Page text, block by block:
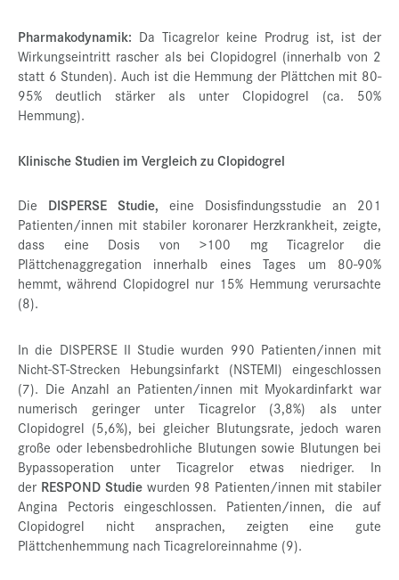
Pharmakodynamik: Da Ticagrelor keine Prodrug ist, ist der
Wirkungseintritt rascher als bei Clopidogrel (innerhalb von 2
statt 6 Stunden). Auch ist die Hemmung der Plättchen mit 80-
95% deutlich stärker als unter Clopidogrel (ca. 50%
Hemmung).
Klinische Studien im Vergleich zu Clopidogrel
Die DISPERSE Studie, eine Dosisfindungsstudie an 201
Patienten/innen mit stabiler koronarer Herzkrankheit, zeigte,
dass eine Dosis von >100 mg Ticagrelor die
Plättchenaggregation innerhalb eines Tages um 80-90%
hemmt, während Clopidogrel nur 15% Hemmung verursachte
(8).
In die DISPERSE II Studie wurden 990 Patienten/innen mit
Nicht-ST-Strecken Hebungsinfarkt (NSTEMI) eingeschlossen
(7). Die Anzahl an Patienten/innen mit Myokardinfarkt war
numerisch geringer unter Ticagrelor (3,8%) als unter
Clopidogrel (5,6%), bei gleicher Blutungsrate, jedoch waren
große oder lebensbedrohliche Blutungen sowie Blutungen bei
Bypassoperation unter Ticagrelor etwas niedriger. In
der RESPOND Studie wurden 98 Patienten/innen mit stabiler
Angina Pectoris eingeschlossen. Patienten/innen, die auf
Clopidogrel nicht ansprachen, zeigten eine gute
Plättchenhemmung nach Ticagreloreinnahme (9).